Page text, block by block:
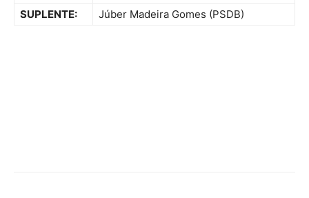
SUPLENTE:
Júber Madeira Gomes (PSDB)